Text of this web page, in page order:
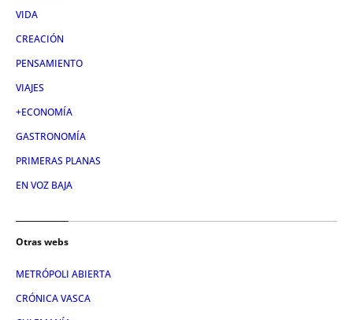
VIDA
CREACIÓN
PENSAMIENTO
VIAJES
+ECONOMÍA
GASTRONOMÍA
PRIMERAS PLANAS
EN VOZ BAJA
Otras webs
METRÓPOLI ABIERTA
CRÓNICA VASCA